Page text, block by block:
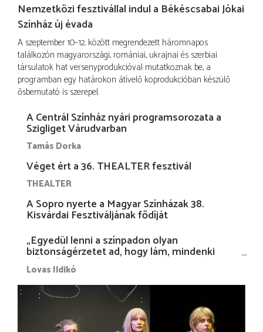
Nemzetközi fesztivállal indul a Békéscsabai Jókai
Színház új évada
A szeptember 10–12. között megrendezett háromnapos
találkozón magyarországi, romániai, ukrajnai és szerbiai
társulatok hat versenyprodukcióval mutatkoznak be, a
programban egy határokon átívelő koprodukcióban készülő
ősbemutató is szerepel.
A Centrál Színház nyári programsorozata a
Szigliget Várudvarban
Tamás Dorka
Véget ért a 36. THEALTER fesztivál
THEALTER
A Sopro nyerte a Magyar Színházak 38.
Kisvárdai Fesztiváljának fődíját
„Egyedül lenni a színpadon olyan
biztonságérzetet ad, hogy lám, mindenki
más nélkül is megvagyok magammal…”
Lovas Ildikó